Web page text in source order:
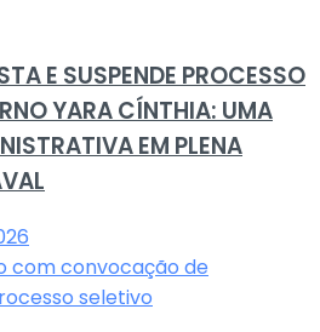
E SUSPENDE PROCESSO
YARA CÍNTHIA: UMA
EM PLENA